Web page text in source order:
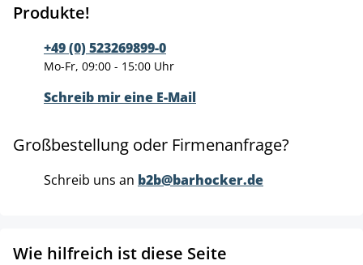
Produkte!
+49 (0) 523269899-0
Mo-Fr, 09:00 - 15:00 Uhr
Schreib mir eine E-Mail
Großbestellung oder Firmenanfrage?
Schreib uns an b2b@barhocker.de
Wie hilfreich ist diese Seite